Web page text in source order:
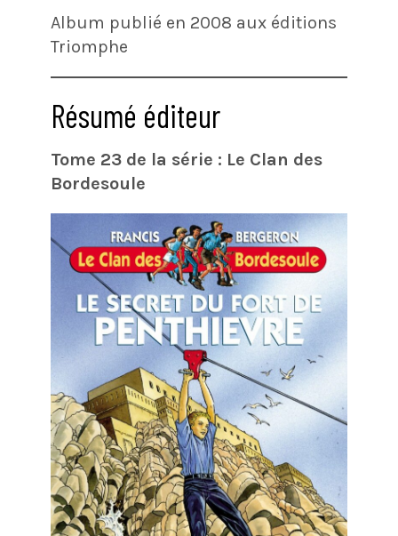
Album publié en 2008 aux éditions
Triomphe
Résumé éditeur
Tome 23 de la série : Le Clan des
Bordesoule